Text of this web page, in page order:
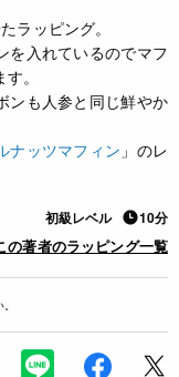
ラッピング。
を入れているのでマフ
。
ンも人参と同じ鮮やか
ナッツマフィン 」のレ
初級レベル 10分
の著者のラッピング一覧